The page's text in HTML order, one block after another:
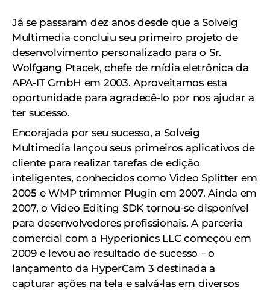
Já se passaram dez anos desde que a Solveig
Multimedia concluiu seu primeiro projeto de
desenvolvimento personalizado para o Sr.
Wolfgang Ptacek, chefe de mídia eletrônica da
APA-IT GmbH em 2003. Aproveitamos esta
oportunidade para agradecê-lo por nos ajudar a
ter sucesso.
Encorajada por seu sucesso, a Solveig
Multimedia lançou seus primeiros aplicativos de
cliente para realizar tarefas de edição
inteligentes, conhecidos como Video Splitter em
2005 e WMP trimmer Plugin em 2007. Ainda em
2007, o Video Editing SDK tornou-se disponível
para desenvolvedores profissionais. A parceria
comercial com a Hyperionics LLC começou em
2009 e levou ao resultado de sucesso – o
lançamento da HyperCam 3 destinada a
capturar ações na tela e salvá-las em diversos